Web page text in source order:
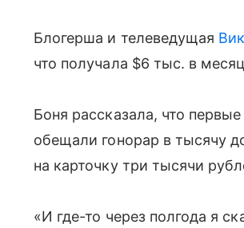
Блогерша и телеведущая
что получала $6 тыс. в
Боня рассказала, что
обещали гонорар в тысячу
на карточку три тысячи
«И где-то через полгода я